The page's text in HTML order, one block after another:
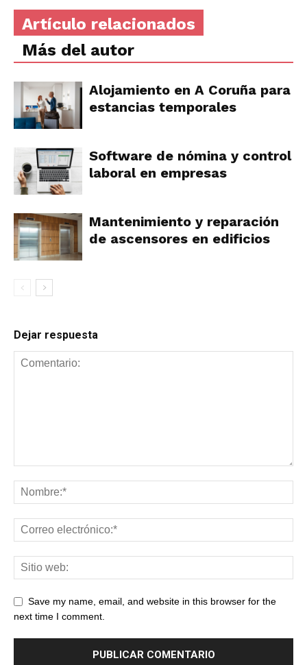
Artículo relacionados
Más del autor
Alojamiento en A Coruña para
estancias temporales
Software de nómina y control
laboral en empresas
Mantenimiento y reparación
de ascensores en edificios
Dejar respuesta
Save my name, email, and website in this browser for the
next time I comment.